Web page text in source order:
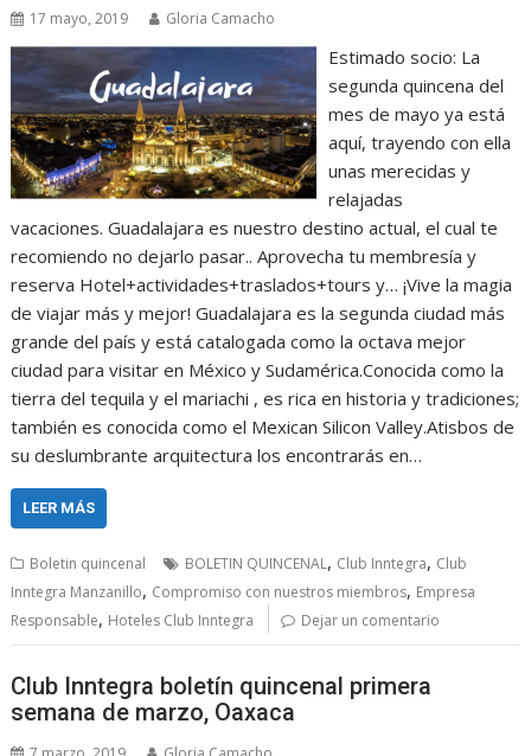
17 mayo, 2019 Gloria Camacho
Estimado socio: La
segunda quincena del
mes de mayo ya está
aquí, trayendo con ella
unas merecidas y
relajadas
vacaciones. Guadalajara es nuestro destino actual, el cual te
recomiendo no dejarlo pasar.. Aprovecha tu membresía y
reserva Hotel+actividades+traslados+tours y… ¡Vive la magia
de viajar más y mejor! Guadalajara es la segunda ciudad más
grande del país y está catalogada como la octava mejor
ciudad para visitar en México y Sudamérica.Conocida como la
tierra del tequila y el mariachi , es rica en historia y tradiciones;
también es conocida como el Mexican Silicon Valley.Atisbos de
su deslumbrante arquitectura los encontrarás en…
LEER MÁS
Boletin quincenal BOLETIN QUINCENAL, Club Inntegra, Club
Inntegra Manzanillo, Compromiso con nuestros miembros, Empresa
Responsable, Hoteles Club Inntegra Dejar un comentario
Club Inntegra boletín quincenal primera
semana de marzo, Oaxaca